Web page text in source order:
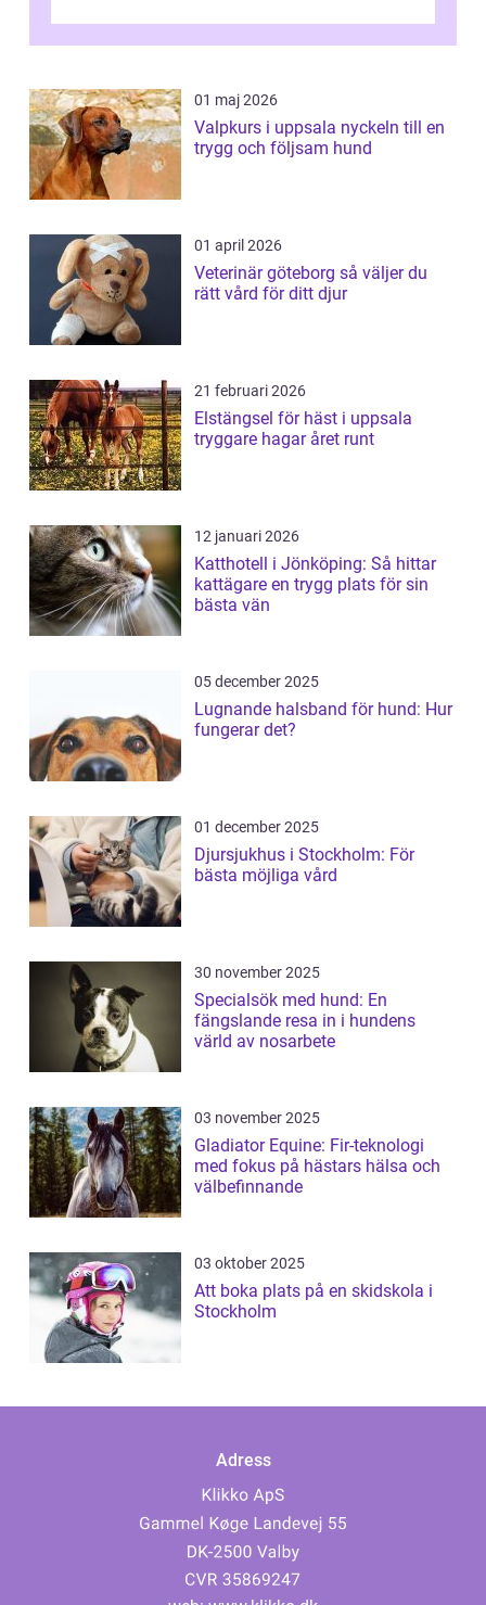
01 maj 2026
Valpkurs i uppsala nyckeln till en
trygg och följsam hund
01 april 2026
Veterinär göteborg så väljer du
rätt vård för ditt djur
21 februari 2026
Elstängsel för häst i uppsala
tryggare hagar året runt
12 januari 2026
Katthotell i Jönköping: Så hittar
kattägare en trygg plats för sin
bästa vän
05 december 2025
Lugnande halsband för hund: Hur
fungerar det?
01 december 2025
Djursjukhus i Stockholm: För
bästa möjliga vård
30 november 2025
Specialsök med hund: En
fängslande resa in i hundens
värld av nosarbete
03 november 2025
Gladiator Equine: Fir-teknologi
med fokus på hästars hälsa och
välbefinnande
03 oktober 2025
Att boka plats på en skidskola i
Stockholm
Adress